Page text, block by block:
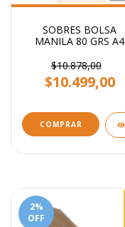
SOBRES BOLSA
MANILA 80 GRS A4
$10.878,00
$10.499,00
COMPRAR
2%
OFF